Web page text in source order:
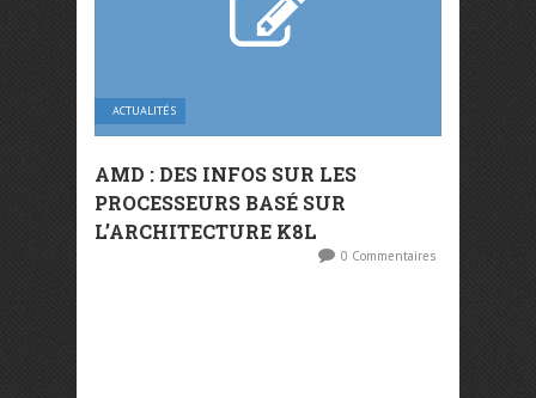
ACTUALITÉS
AMD : DES INFOS SUR LES
PROCESSEURS BASÉ SUR
L’ARCHITECTURE K8L
0 Commentaires